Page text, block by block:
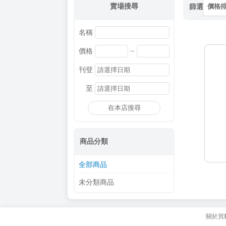
賣場搜尋
名稱
價格 ~
刊登
至
在本店搜尋
商品分類
全部商品
未分類商品
篩選 價格
關於買